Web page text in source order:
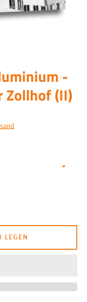
-
Zollhof (II)
LEGEN